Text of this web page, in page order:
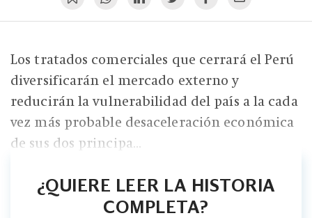
Los tratados comerciales que cerrará el Perú
diversificarán el mercado externo y
reducirán la vulnerabilidad del país a la cada
vez más probable desaceleración económica
de sus dos principa...
¿QUIERE LEER LA HISTORIA
COMPLETA?